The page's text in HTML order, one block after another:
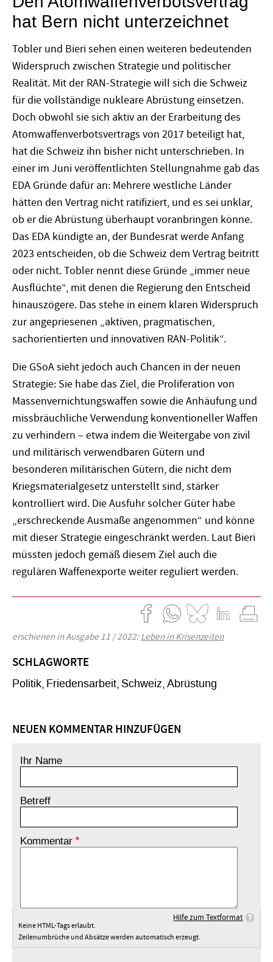
hat Bern nicht unterzeichnet
Tobler und Bieri sehen einen weiteren bedeutenden
Widerspruch zwischen Strategie und politischer
Realität. Mit der RAN-Strategie will sich die Schweiz
für die vollständige nukleare Abrüstung einsetzen.
Doch obwohl sie sich aktiv an der Erarbeitung des
Atomwaffenverbotsvertrags von 2017 beteiligt hat,
hat die Schweiz ihn bisher nicht unterschrieben. In
einer im Juni veröffentlichten Stellungnahme gab das
EDA Gründe dafür an: Mehrere westliche Länder
hätten den Vertrag nicht ratifiziert, und es sei unklar,
ob er die Abrüstung überhaupt voranbringen könne.
Das EDA kündigte an, der Bundesrat werde Anfang
2023 entscheiden, ob die Schweiz dem Vertrag beitritt
oder nicht. Tobler nennt diese Gründe „immer neue
Ausflüchte“, mit denen die Regierung den Entscheid
hinauszögere. Das stehe in einem klaren Widerspruch
zur angepriesenen „aktiven, pragmatischen,
sachorientierten und innovativen RAN-Politik“.
Die GSoA sieht jedoch auch Chancen in der neuen
Strategie: Sie habe das Ziel, die Proliferation von
Massenvernichtungswaffen sowie die Anhäufung und
missbräuchliche Verwendung konventioneller Waffen
zu verhindern – etwa indem die Weitergabe von zivil
und militärisch verwendbaren Gütern und
besonderen militärischen Gütern, die nicht dem
Kriegsmaterialgesetz unterstellt sind, stärker
kontrolliert wird. Die Ausfuhr solcher Güter habe
„erschreckende Ausmaße angenommen“ und könne
mit dieser Strategie eingeschränkt werden. Laut Bieri
müssten jedoch gemäß diesem Ziel auch die
regulären Waffenexporte weiter reguliert werden.
erschienen in Ausgabe 11 / 2022:Leben in Krisenzeiten
SCHLAGWORTE
Politik Friedensarbeit Schweiz Abrüstung
NEUEN KOMMENTAR HINZUFÜGEN
Ihr Name
Betreff
Kommentar
Hilfe zum Textformat
Keine HTML-Tags erlaubt.
Zeilenumbrüche und Absätze werden automatisch erzeugt.